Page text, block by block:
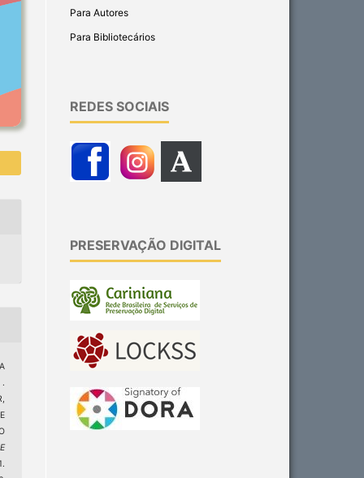
.
Para Autores
Para Bibliotecários
REDES SOCIAIS
PRESERVAÇÃO DIGITAL